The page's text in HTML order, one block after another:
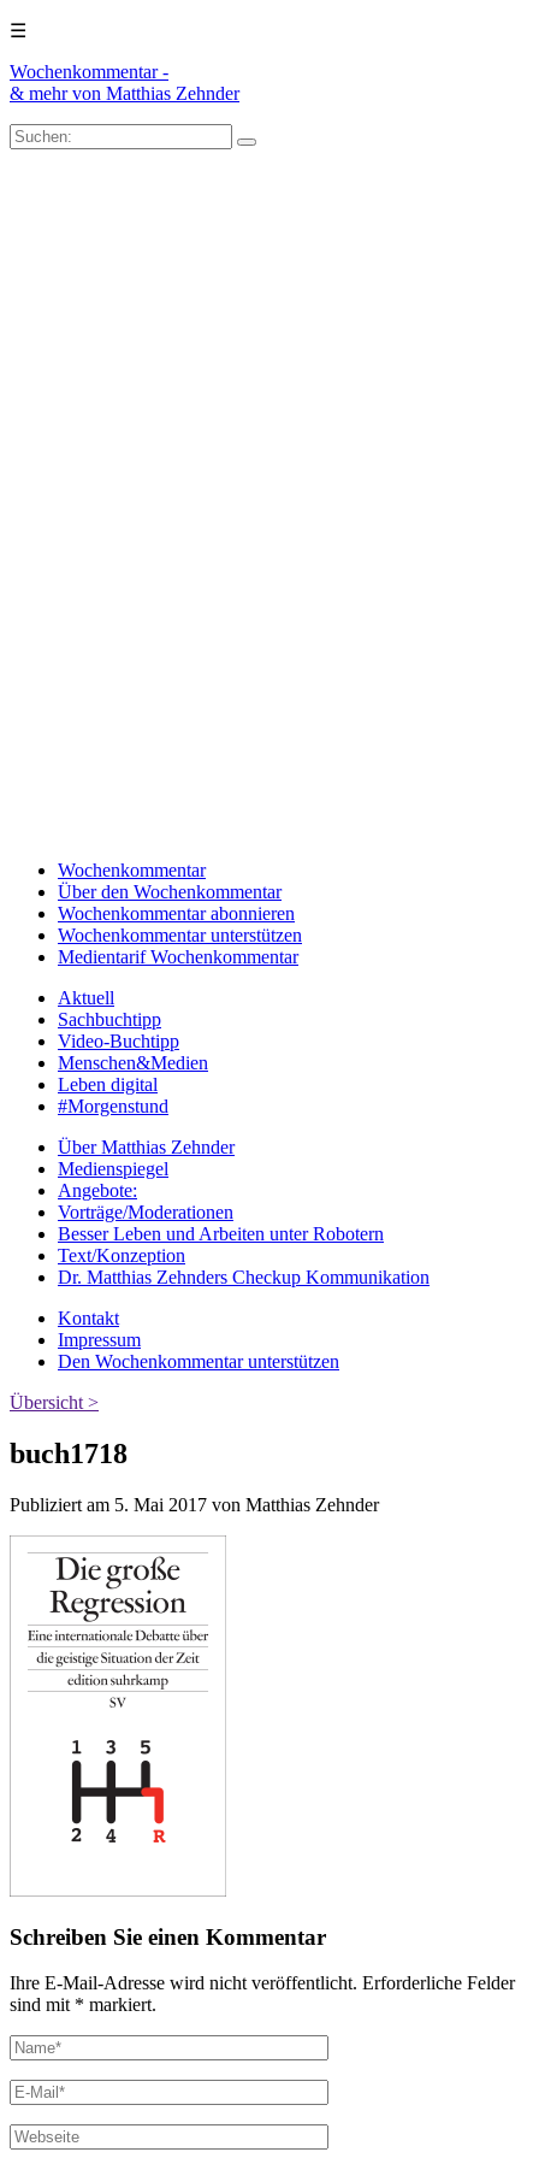
☰
Wochenkommentar -
& mehrvon Matthias Zehnder
Wochenkommentar
Über den Wochenkommentar
Wochenkommentar abonnieren
Wochenkommentar unterstützen
Medientarif Wochenkommentar
Aktuell
Sachbuchtipp
Video-Buchtipp
Menschen&Medien
Leben digital
#Morgenstund
Über Matthias Zehnder
Medienspiegel
Angebote:
Vorträge/Moderationen
Besser Leben und Arbeiten unter Robotern
Text/Konzeption
Dr. Matthias Zehnders Checkup Kommunikation
Kontakt
Impressum
Den Wochenkommentar unterstützen
Übersicht >
buch1718
Publiziert am 5. Mai 2017 von Matthias Zehnder
Schreiben Sie einen Kommentar
Ihre E-Mail-Adresse wird nicht veröffentlicht. Erforderliche Felder
sind mit * markiert.